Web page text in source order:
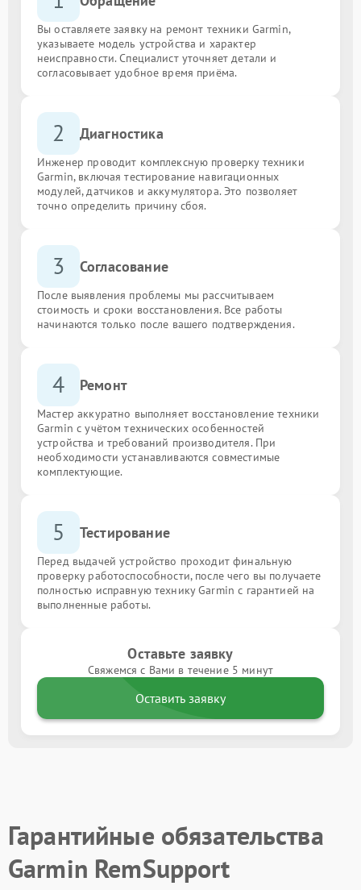
Вы оставляете заявку на ремонт техники Garmin,
указываете модель устройства и характер
неисправности. Специалист уточняет детали и
согласовывает удобное время приёма.
2 Диагностика
Инженер проводит комплексную проверку техники
Garmin, включая тестирование навигационных
модулей, датчиков и аккумулятора. Это позволяет
точно определить причину сбоя.
3 Согласование
После выявления проблемы мы рассчитываем
стоимость и сроки восстановления. Все работы
начинаются только после вашего подтверждения.
4 Ремонт
Мастер аккуратно выполняет восстановление техники
Garmin с учётом технических особенностей
устройства и требований производителя. При
необходимости устанавливаются совместимые
комплектующие.
5 Тестирование
Перед выдачей устройство проходит финальную
проверку работоспособности, после чего вы получаете
полностью исправную технику Garmin с гарантией на
выполненные работы.
Оставьте заявку
Свяжемся с Вами в течение 5 минут
Оставить заявку
Гарантийные обязательства
Garmin RemSupport